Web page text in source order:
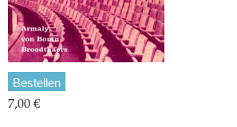
Bestellen
7,00 €